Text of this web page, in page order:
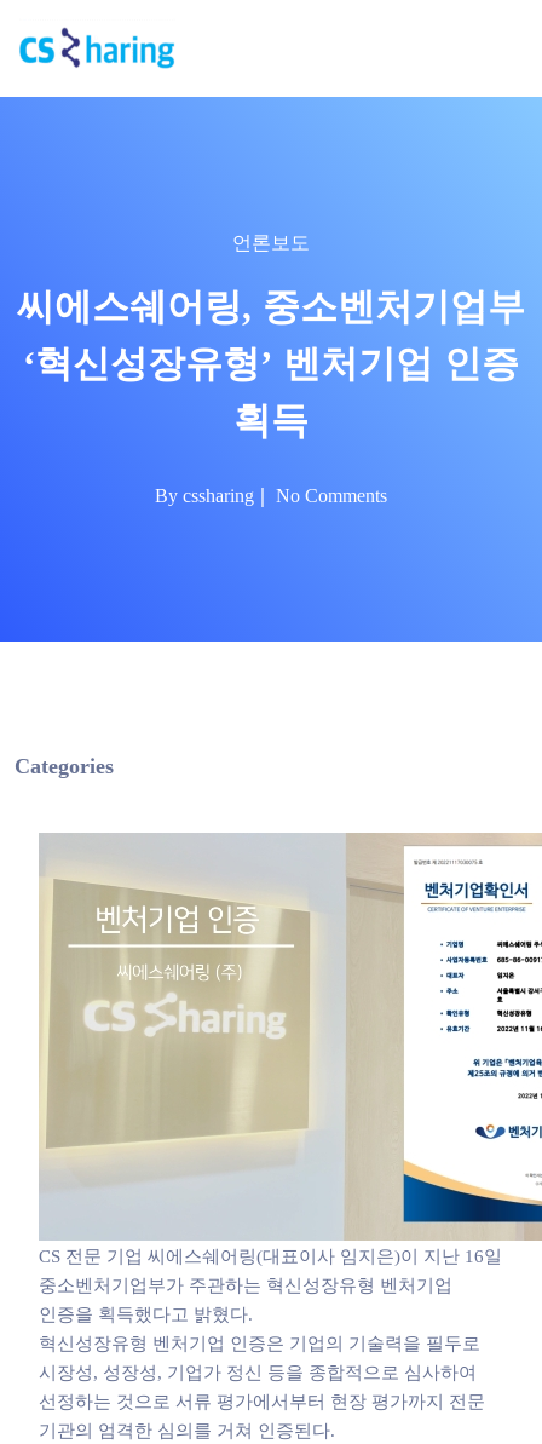
언론보도
씨에스쉐어링, 중소벤처기업부
‘혁신성장유형’ 벤처기업 인증
획득
Bycssharing No Comments
Categories
CS 전문 기업 씨에스쉐어링(대표이사 임지은)이 지난 16일
중소벤처기업부가 주관하는 혁신성장유형 벤처기업
인증을 획득했다고 밝혔다.
혁신성장유형 벤처기업 인증은 기업의 기술력을 필두로
시장성, 성장성, 기업가 정신 등을 종합적으로 심사하여
선정하는 것으로 서류 평가에서부터 현장 평가까지 전문
기관의 엄격한 심의를 거쳐 인증된다.